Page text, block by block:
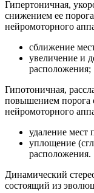
Гипертоничная,
снижением ее
нейромоторного
сближение
увеличение и
расположения;
Гипотоничная,
повышением порога
нейромоторного
удаление мест
уплощение
расположения.
Динамический
состоящий из